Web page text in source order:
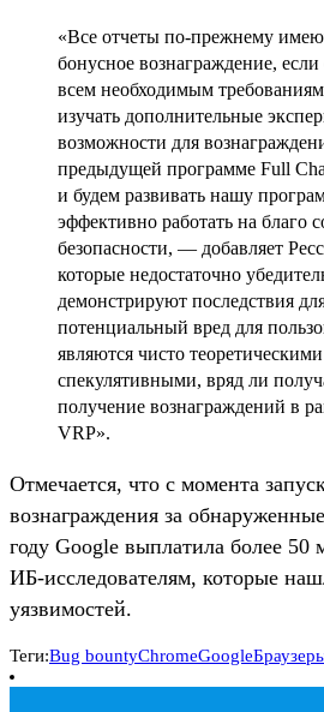
«Все отчеты по-прежнему
бонусное вознаграждение, если
всем необходимым
изучать дополнительные
возможности для
предыдущей программе Full
и будем развивать нашу
эффективно работать на благо
безопасности, — добавляет
которые недостаточно
демонстрируют последствия
потенциальный вред для
являются чисто
спекулятивными, вряд ли
получение вознаграждений в
VRP».
Отмечается, что с момента
вознаграждения за
году Google выплатила более
ИБ-исследователям, которые
уязвимостей.
Теги:Bug bountyChromeGoogle